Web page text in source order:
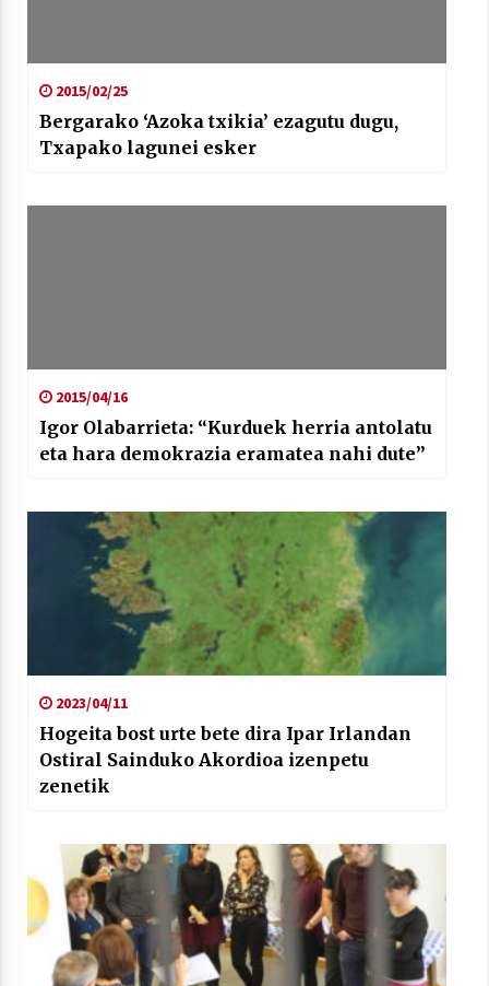
2015/02/25
Bergarako ‘Azoka txikia’ ezagutu dugu,
Txapako lagunei esker
2015/04/16
Igor Olabarrieta: “Kurduek herria antolatu
eta hara demokrazia eramatea nahi dute”
2023/04/11
Hogeita bost urte bete dira Ipar Irlandan
Ostiral Sainduko Akordioa izenpetu
zenetik